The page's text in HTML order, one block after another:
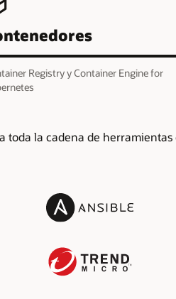
Registry y Container Engine for
toda la cadena de